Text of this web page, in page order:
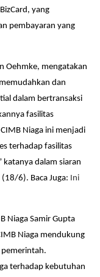
yang
pembayaran yang
Oehmke, mengatakan
dan
dalam bertransaksi
fasilitas
Niaga ini menjadi
terhadap fasilitas
katanya dalam siaran
6). Baca Juga: Ini
Niaga Samir Gupta
Niaga mendukung
pemerintah.
terhadap kebutuhan